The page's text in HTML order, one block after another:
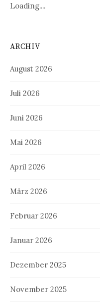
Loading....
ARCHIV
August 2026
Juli 2026
Juni 2026
Mai 2026
April 2026
März 2026
Februar 2026
Januar 2026
Dezember 2025
November 2025